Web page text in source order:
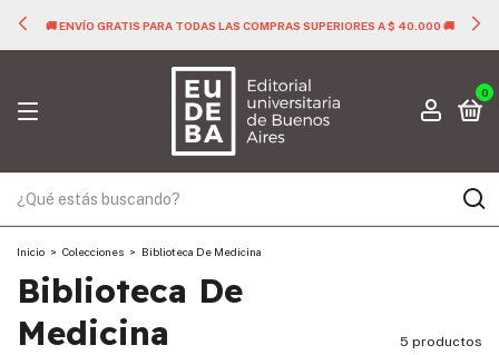
🚚 ENVÍO GRATIS PARA TODAS LAS COMPRAS SUPERIORES A $ 40.000 🚚
0
Inicio > Colecciones > Biblioteca De Medicina
Biblioteca De
Medicina
5 productos